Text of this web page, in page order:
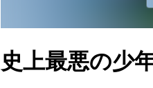
史上最悪の少